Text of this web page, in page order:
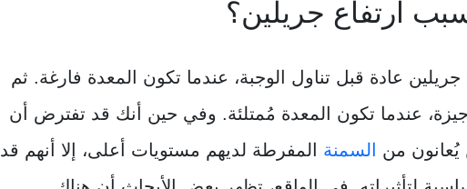
ارتفاع جريلين؟
عادة قبل تناول الوجبة، عندما تكون المعدة فارغة. ثم
عندما تكون المعدة مُمتلئة. وفي حين أنك قد تفترض أن
يُعانون من
السمنة
المفرطة لديهم مستويات أعلى، إلا أنهم قد